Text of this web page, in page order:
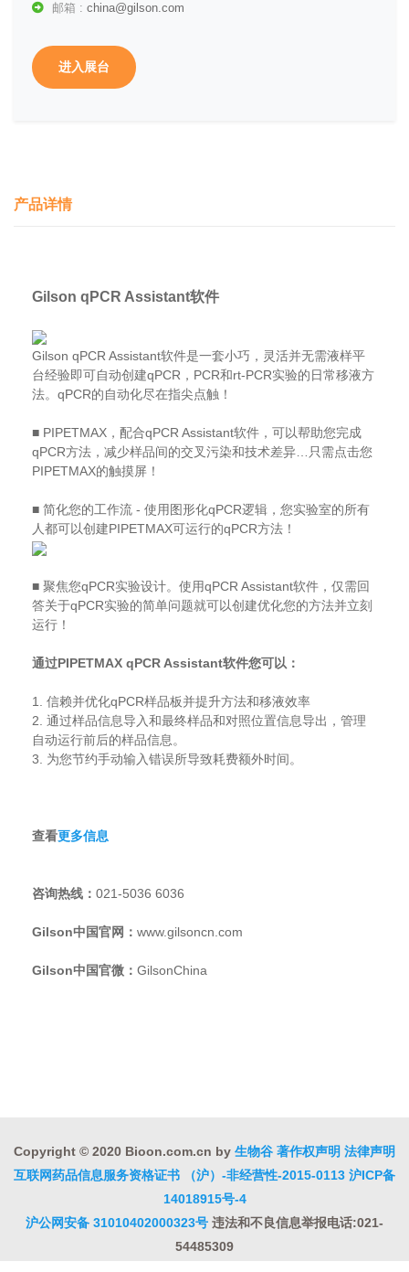
邮箱 : china@gilson.com
进入展台
产品详情
Gilson qPCR Assistant软件
Gilson qPCR Assistant软件是一套小巧，灵活并无需液样平
台经验即可自动创建qPCR，PCR和rt-PCR实验的日常移液方
法。 qPCR的自动化尽在指尖点触！
■ PIPETMAX，配合qPCR Assistant软件，可以帮助您完成
qPCR方法，减少样品间的交叉污染和技术差异…只需点击您
PIPETMAX的触摸屏！
■ 简化您的工作流 - 使用图形化qPCR逻辑，您实验室的所有
人都可以创建PIPETMAX可运行的qPCR方法！
■ 聚焦您qPCR实验设计。使用qPCR Assistant软件，仅需回
答关于qPCR实验的简单问题就可以创建优化您的方法并立刻
运行！
通过PIPETMAX qPCR Assistant软件您可以：
1. 信赖并优化qPCR样品板并提升方法和移液效率
2. 通过样品信息导入和最终样品和对照位置信息导出，管理
自动运行前后的样品信息。
3. 为您节约手动输入错误所导致耗费额外时间。
查看更多信息
咨询热线： 021-5036 6036
Gilson中国官网： www.gilsoncn.com
Gilson中国官微： GilsonChina
Copyright © 2020 Bioon.com.cn by 生物谷 著作权声明 法律声明
互联网药品信息服务资格证书 （沪）-非经营性-2015-0113 沪ICP备
14018915号-4
沪公网安备 31010402000323号 违法和不良信息举报电话:021-
54485309